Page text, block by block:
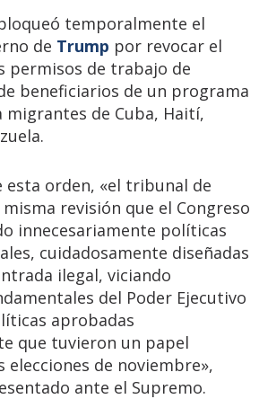
temporalmente el
de Trump por revocar el
permisos de trabajo de
beneficiarios de un programa
de Cuba, Haití,
esta orden, «el tribunal de
revisión que el Congreso
innecesariamente políticas
cuidadosamente diseñadas
ilegal, viciando
del Poder Ejecutivo
aprobadas
que tuvieron un papel
de noviembre»,
ante el Supremo.